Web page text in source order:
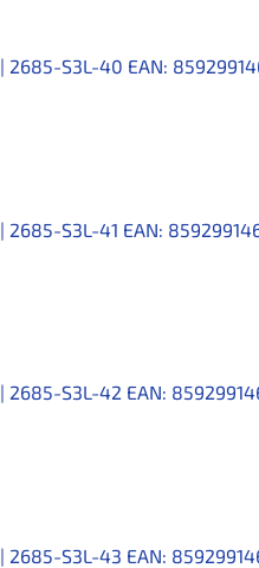
| 2685-S3L-40 EAN:
| 2685-S3L-41 EAN:
| 2685-S3L-42 EAN:
| 2685-S3L-43 EAN: